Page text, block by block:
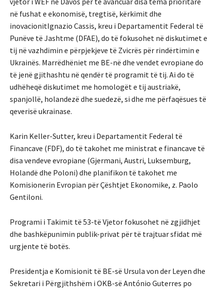
në fushat e ekonomisë, tregtisë, kërkimit dhe
inovacionitIgnazio Cassis, kreu i Departamentit Federal të
Punëve të Jashtme (DFAE), do të fokusohet në diskutimet e
tij në vazhdimin e përpjekjeve të Zvicrës për rindërtimin e
Ukrainës. Marrëdhëniet me BE-në dhe vendet evropiane do
të jenë gjithashtu në qendër të programit të tij. Ai do të
udhëheqë diskutimet me homologët e tij austriakë,
spanjollë, holandezë dhe suedezë, si dhe me përfaqësues të
qeverisë ukrainase.
Karin Keller-Sutter, kreu i Departamentit Federal të
Financave (FDF), do të takohet me ministrat e financave të
disa vendeve evropiane (Gjermani, Austri, Luksemburg,
Holandë dhe Poloni) dhe planifikon të takohet me
Komisionerin Evropian për Çështjet Ekonomike, z. Paolo
Gentiloni.
Programi i Takimit të 53-të Vjetor fokusohet në zgjidhjet
dhe bashkëpunimin publik-privat për të trajtuar sfidat më
urgjente të botës.
Presidentja e Komisionit të BE-së Ursula von der Leyen dhe
Sekretari i Përgjithshëm i OKB-së António Guterres po